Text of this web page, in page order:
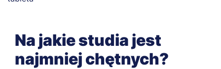
Na jakie studia jest
najmniej chętnych?